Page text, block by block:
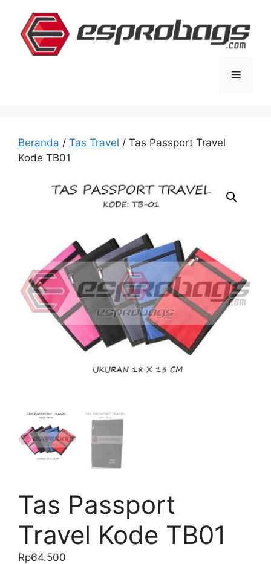
Menu
Beranda / Tas Travel / Tas Passport Travel
Kode TB01
Tas Passport
Travel Kode TB01
Rp64.500